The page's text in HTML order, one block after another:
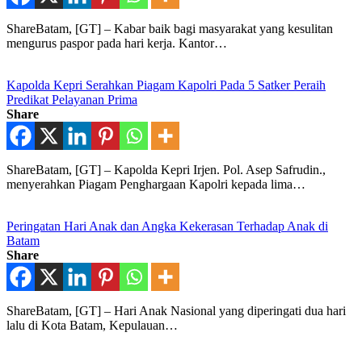
ShareBatam, [GT] – Kabar baik bagi masyarakat yang kesulitan
mengurus paspor pada hari kerja. Kantor…
Kapolda Kepri Serahkan Piagam Kapolri Pada 5 Satker Peraih
Predikat Pelayanan Prima
Share
ShareBatam, [GT] – Kapolda Kepri Irjen. Pol. Asep Safrudin.,
menyerahkan Piagam Penghargaan Kapolri kepada lima…
Peringatan Hari Anak dan Angka Kekerasan Terhadap Anak di
Batam
Share
ShareBatam, [GT] – Hari Anak Nasional yang diperingati dua hari
lalu di Kota Batam, Kepulauan…